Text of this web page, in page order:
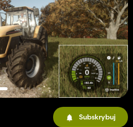
Subskrybuj